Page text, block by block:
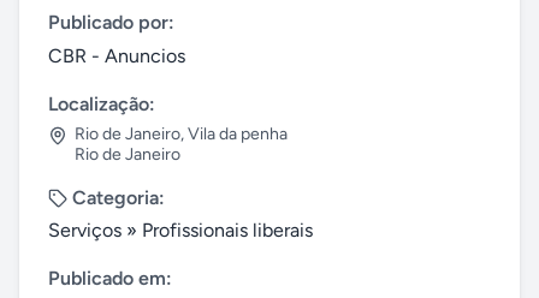
Publicado por:
CBR - Anuncios
Localização:
Rio de Janeiro,Vila da penha
Rio de Janeiro
Categoria:
Serviços » Profissionais liberais
Publicado em: